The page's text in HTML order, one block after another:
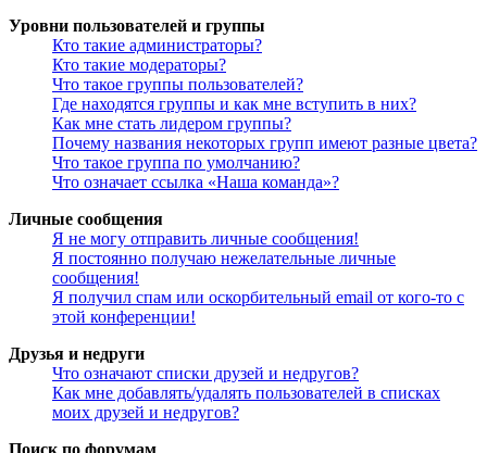
Уровни пользователей и группы
Кто такие администраторы?
Кто такие модераторы?
Что такое группы пользователей?
Где находятся группы и как мне вступить в них?
Как мне стать лидером группы?
Почему названия некоторых групп имеют разные цвета?
Что такое группа по умолчанию?
Что означает ссылка «Наша команда»?
Личные сообщения
Я не могу отправить личные сообщения!
Я постоянно получаю нежелательные личные
сообщения!
Я получил спам или оскорбительный email от кого-то с
этой конференции!
Друзья и недруги
Что означают списки друзей и недругов?
Как мне добавлять/удалять пользователей в списках
моих друзей и недругов?